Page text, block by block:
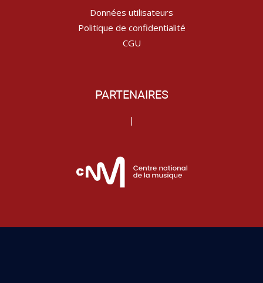
Données utilisateurs
Politique de confidentialité
CGU
PARTENAIRES
|